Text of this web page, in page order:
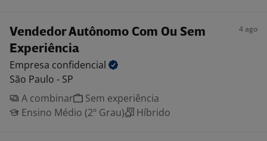
Vendedor Autônomo Com Ou Sem
Experiência
4 ago
Empresa confidencial
São Paulo - SP
A combinar
Sem experiência
Ensino Médio (2º Grau)
Híbrido